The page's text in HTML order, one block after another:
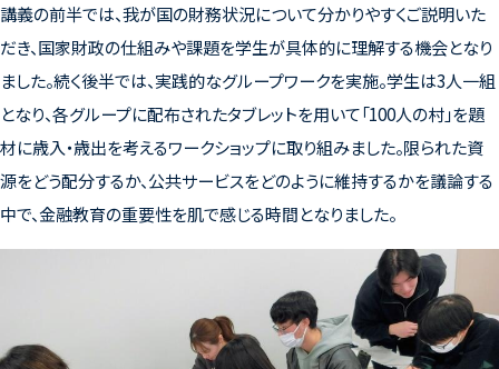
講義の前半では、我が国の財務状況について分かりやすくご説明いた
だき、国家財政の仕組みや課題を学生が具体的に理解する機会となり
ました。続く後半では、実践的なグループワークを実施。学生は3人一組
となり、各グループに配布されたタブレットを用いて「100人の村」を題
材に歳入・歳出を考えるワークショップに取り組みました。限られた資
源をどう配分するか、公共サービスをどのように維持するかを議論する
中で、金融教育の重要性を肌で感じる時間となりました。